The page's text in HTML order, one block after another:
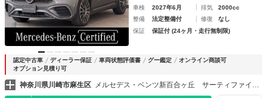
車検
2027年6月 排気
2000cc
整備
法定整備付 修復
なし
保証
保証付 (24ヶ月・走行無制限)
認定中古車 ディーラー保証 車両状態評価書 グー鑑定
オンライン商談可
オプション見積り可
神奈川県川崎市麻生区 メルセデス・ベンツ新百合ヶ丘 サーティファイドカーセンター （株）シュテルン世田谷